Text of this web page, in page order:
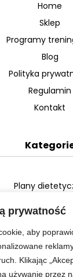
prywatność
aby
Klikając
używanie przez
Home
Sklep
Programy
Blog
Polityka
Regulamin
Kontakt
Plany
Plany
Video